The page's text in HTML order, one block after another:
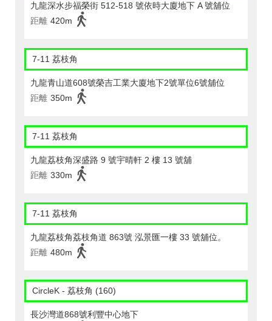
九龍深水步福榮街 512-518 號依時大廈地下 A 號舖位
距離 420m
7-11 荔枝角
九龍青山道608號榮吉工業大廈地下2號單位6號舖位
距離 350m
7-11 荔枝角
九龍荔枝角深盛路 9 號宇晴軒 2 樓 13 號舖
距離 330m
7-11 荔枝角
九龍荔枝角荔枝角道 863號 泓景匯一樓 33 號舖位。
距離 480m
CircleK - 荔枝角 (160)
長沙灣道868號利豐中心地下